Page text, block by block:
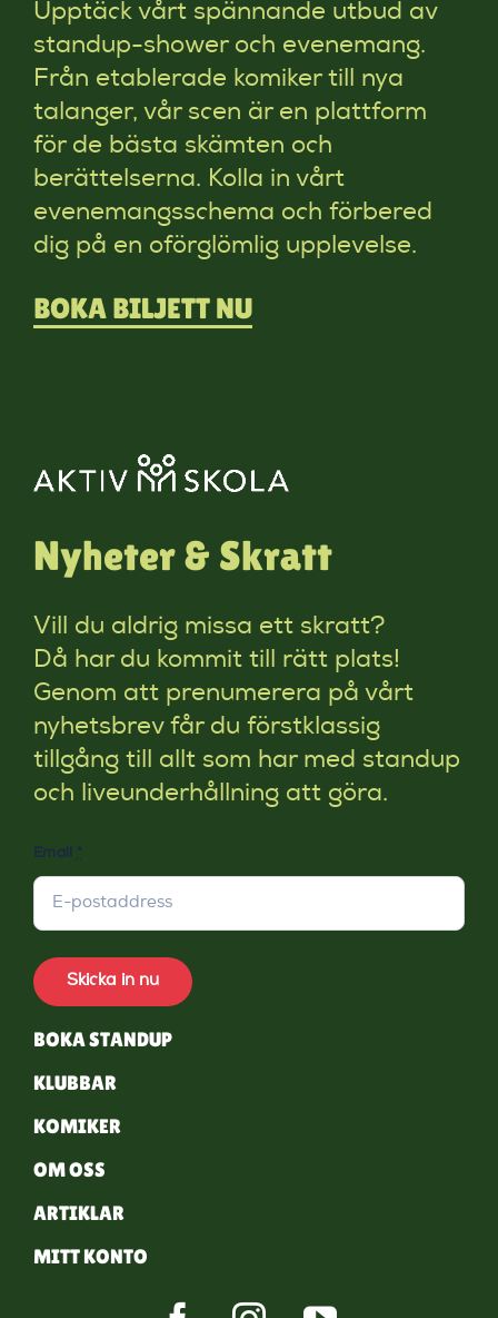
Upptäck vårt spännande utbud av
standup-shower och evenemang.
Från etablerade komiker till nya
talanger, vår scen är en plattform
för de bästa skämten och
berättelserna. Kolla in vårt
evenemangsschema och förbered
dig på en oförglömlig upplevelse.
BOKA BILJETT NU
Nyheter & Skratt
Vill du aldrig missa ett skratt?
Då har du kommit till rätt plats!
Genom att prenumerera på vårt
nyhetsbrev får du förstklassig
tillgång till allt som har med standup
och liveunderhållning att göra.
Email *
Skicka in nu
BOKA STANDUP
KLUBBAR
KOMIKER
OM OSS
ARTIKLAR
MITT KONTO